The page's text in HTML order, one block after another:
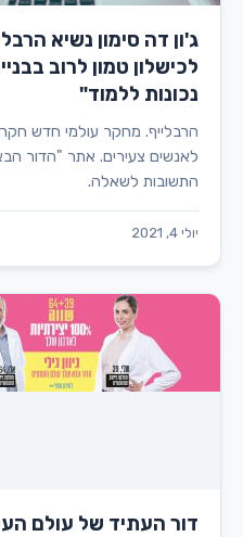
ג'ון דה סימון נשיא
לכישלון טמון לרוב
נכונות ללמוד"
הרבלייף. מחקר עולמי חדש
לאנשים צעירים. אתר "הדור
התשובות לשאלה.
יולי 4, 2021
דור העתיד של עולם